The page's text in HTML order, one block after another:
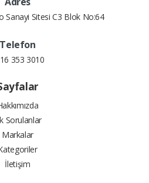
Sanayi Sitesi C3 Blok No:64
Telefon
353 3010
Sorulanlar
Markalar
İletişim